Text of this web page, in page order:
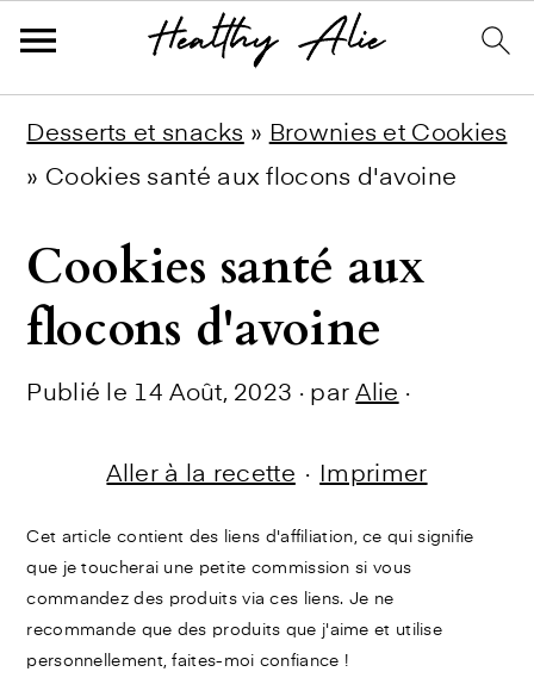
navigation
content
sidebar
Desserts et snacks » Brownies et Cookies
» Cookies santé aux flocons d'avoine
Cookies santé aux
flocons d'avoine
Publié le 14 Août, 2023 · parAlie ·
Aller à la recette · Imprimer
Cet article contient des liens d'affiliation, ce qui signifie
que je toucherai une petite commission si vous
commandez des produits via ces liens. Je ne
recommande que des produits que j'aime et utilise
personnellement, faites-moi confiance !